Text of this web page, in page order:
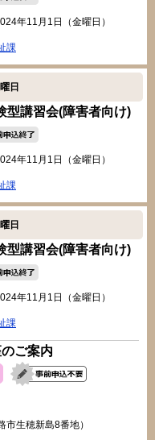
年11月1日（金曜日）
課
日
型講習会(障害者向け)
年11月1日（金曜日）
課
日
型講習会(障害者向け)
年11月1日（金曜日）
課
ご案内
生穂新島8番地）